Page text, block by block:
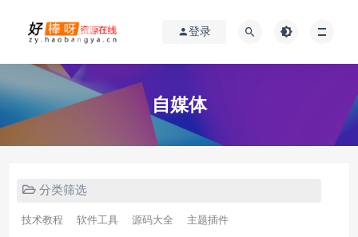
登录
自媒体
分类筛选
技术教程 软件工具 源码大全 主题插件